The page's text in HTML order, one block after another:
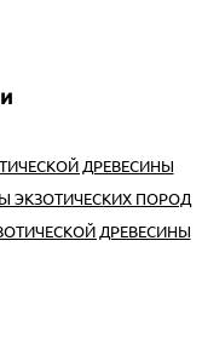
ДРЕВЕСИНЫ
ЭКЗОТИЧЕСКИХ ПОРОД
ДРЕВЕСИНЫ